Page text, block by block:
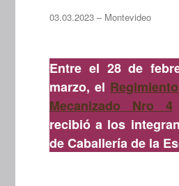
03.03.2023 – Montevideo
Entre el 28 de
marzo, el
Mecanizado Nro 4
recibió a los
de Caballería de la